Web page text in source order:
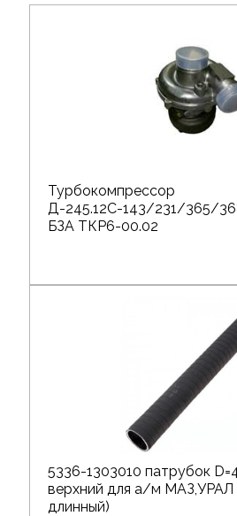
Турбокомпрессор
Д-245.12С-143/231/365/
БЗА ТКР6-00.02
5336-1303010 патрубок D=42мм L=420мм
верхний для а/м МАЗ,УРАЛ
длинный)